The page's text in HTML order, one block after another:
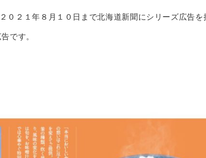
０２１年８月１０日まで北海道新聞にシリーズ広告を
です。